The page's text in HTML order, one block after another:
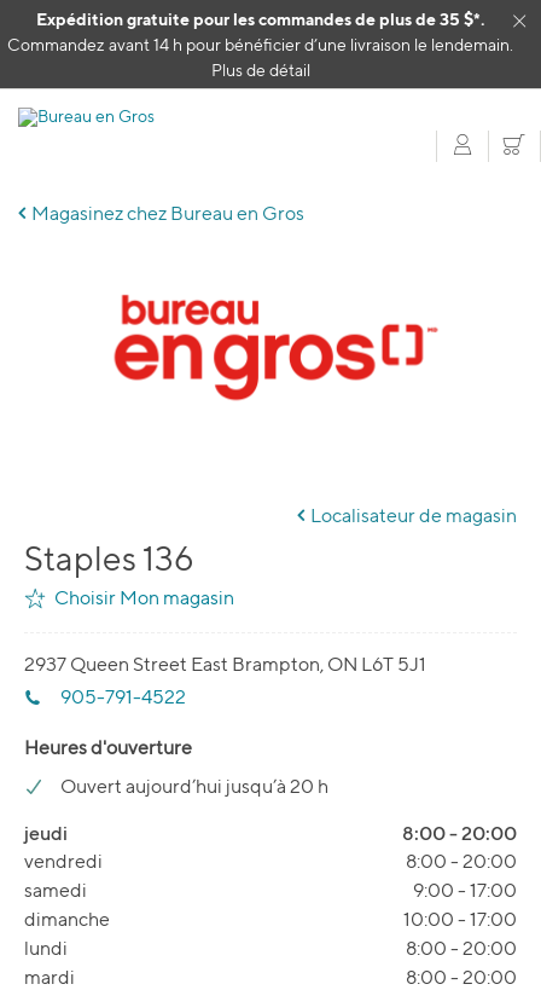
Expédition gratuite pour les commandes de plus de 35 $*.
Commandez avant 14 h pour bénéficier d’une livraison le lendemain.
Plus de détail
Mon
Magasinez chez Bureau en Gros
Localisateur de magasin
Staples 136
Choisir Mon magasin
2937 Queen Street East Brampton, ON L6T 5J1
905-791-4522
Heures d'ouverture
Ouvert aujourd’hui jusqu’à 20 h
jeudi 8:00-20:00
vendredi 8:00 - 20:00
samedi
9:00 - 17:00
dimanche
10:00 - 17:00
lundi
8:00 - 20:00
mardi
8:00 - 20:00